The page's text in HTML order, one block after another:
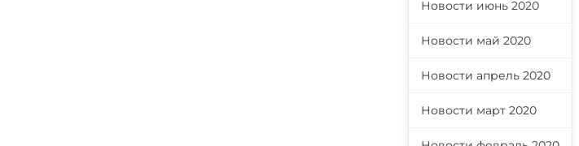
Новости июнь 2020
Новости май 2020
Новости апрель 2020
Новости март 2020